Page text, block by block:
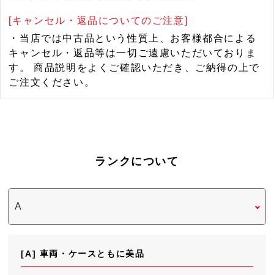
[キャンセル・返品についてのご注意]
・当店では中古品という性質上、お客様都合による
キャンセル・返品等は一切ご遠慮いただいておりま
す。 商品説明をよくご確認いただき、ご納得の上で
ご注文ください。
ランクについて
[A] 車両・ケースともに美品